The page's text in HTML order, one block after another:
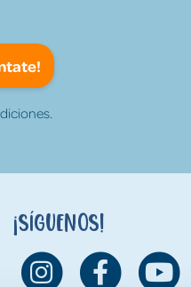
¡Síguenos!